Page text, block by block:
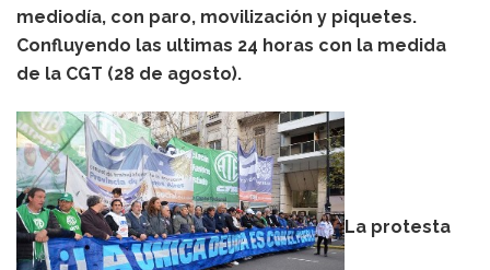
mediodía, con paro, movilización y piquetes.
Confluyendo las ultimas 24 horas con la medida
de la CGT (28 de agosto).
La protesta